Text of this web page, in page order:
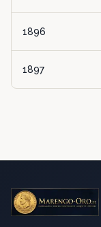
1896
1897